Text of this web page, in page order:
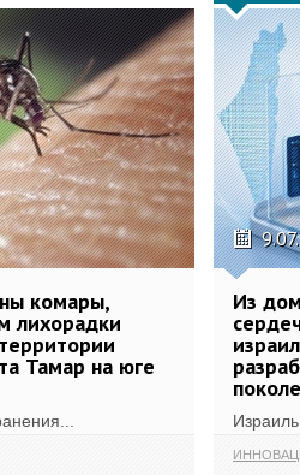
комары,
лихорадки
Тамар на юге
Из
Израиль